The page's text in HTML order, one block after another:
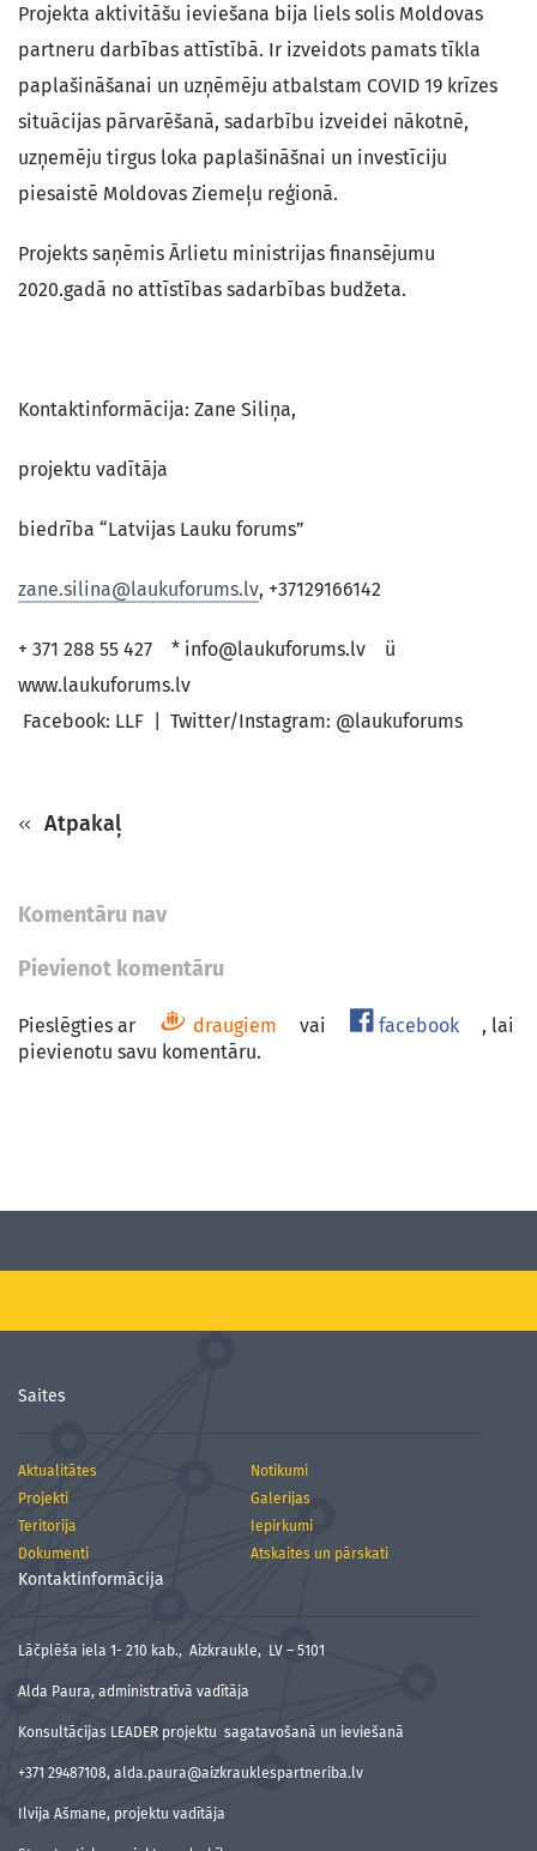
Projekta aktivitāšu ieviešana bija liels solis Moldovas
partneru darbības attīstībā. Ir izveidots pamats tīkla
paplašināšanai un uzņēmēju atbalstam COVID 19 krīzes
situācijas pārvarēšanā, sadarbību izveidei nākotnē,
uzņemēju tirgus loka paplašināšnai un investīciju
piesaistē Moldovas Ziemeļu reģionā.
Projekts saņēmis Ārlietu ministrijas finansējumu
2020.gadā no attīstības sadarbības budžeta.
Kontaktinformācija: Zane Siliņa,
projektu vadītāja
biedrība “Latvijas Lauku forums”
zane.silina@laukuforums.lv, +37129166142
+ 371 288 55 427 * info@laukuforums.lv ü
www.laukuforums.lv
 Facebook: LLF | Twitter/Instagram: @laukuforums
Atpakaļ
Komentāru nav
Pievienot komentāru
Pieslēgties ar draugiem vai facebook
, lai
pievienotu savu komentāru.
Saites
Aktualitātes
Notikumi
Projekti
Galerijas
Teritorija
Iepirkumi
Dokumenti
Atskaites un pārskati
Kontaktinformācija
Lāčplēša iela 1- 210 kab., Aizkraukle, LV – 5101
Alda Paura, administratīvā vadītāja
Konsultācijas LEADER projektu sagatavošanā un ieviešanā
+371 29487108, alda.paura@aizkrauklespartneriba.lv
Ilvija Ašmane, projektu vadītāja